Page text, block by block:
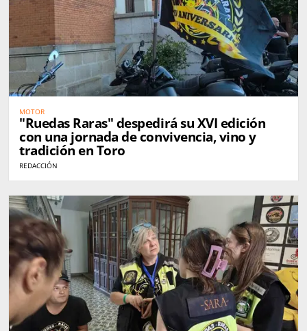
MOTOR
"Ruedas Raras" despedirá su XVI edición
con una jornada de convivencia, vino y
tradición en Toro
REDACCIÓN